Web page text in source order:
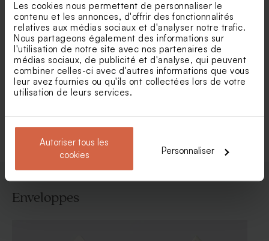
Les cookies nous permettent de personnaliser le
contenu et les annonces, d'offrir des fonctionnalités
relatives aux médias sociaux et d'analyser notre trafic.
Nous partageons également des informations sur
l'utilisation de notre site avec nos partenaires de
médias sociaux, de publicité et d'analyse, qui peuvent
combiner celles-ci avec d'autres informations que vous
leur avez fournies ou qu'ils ont collectées lors de votre
utilisation de leurs services.
Autoriser tous les
cookies
Personnaliser
Carte remerciement
mariage forme originale et
dorure
Carte de remerciement
mariage Amour pour
toujours
remerciement mariage
Enveloppes